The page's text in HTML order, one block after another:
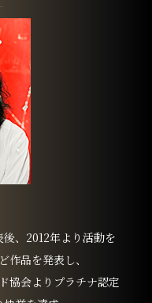
、2012年より活動を
品を発表し、
協会よりプラチナ認定